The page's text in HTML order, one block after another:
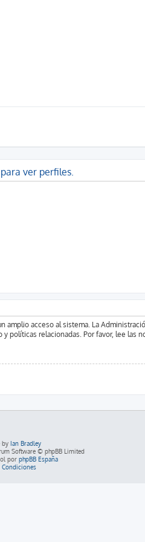
ver perfiles.
acceso al sistema. La
relacionadas. Por favor, lee las
by Ian Bradley
Software © phpBB Limited
por phpBB España
Condiciones